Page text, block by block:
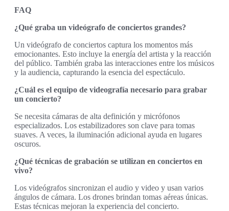
FAQ
¿Qué graba un videógrafo de conciertos grandes?
Un videógrafo de conciertos captura los momentos más
emocionantes. Esto incluye la energía del artista y la reacción
del público. También graba las interacciones entre los músicos
y la audiencia, capturando la esencia del espectáculo.
¿Cuál es el equipo de videografía necesario para grabar
un concierto?
Se necesita cámaras de alta definición y micrófonos
especializados. Los estabilizadores son clave para tomas
suaves. A veces, la iluminación adicional ayuda en lugares
oscuros.
¿Qué técnicas de grabación se utilizan en conciertos en
vivo?
Los videógrafos sincronizan el audio y video y usan varios
ángulos de cámara. Los drones brindan tomas aéreas únicas.
Estas técnicas mejoran la experiencia del concierto.